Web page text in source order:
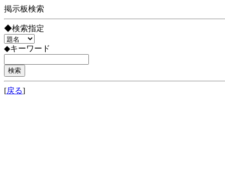
掲示板検索
◆検索指定
◆キーワード
[戻る]